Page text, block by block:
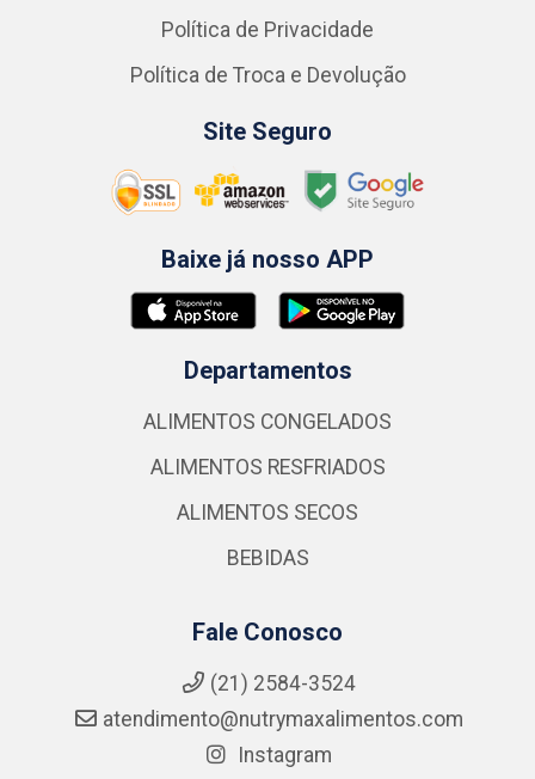
Política de Privacidade
Política de Troca e Devolução
Site Seguro
Baixe já nosso APP
Departamentos
ALIMENTOS CONGELADOS
ALIMENTOS RESFRIADOS
ALIMENTOS SECOS
BEBIDAS
Fale Conosco
(21) 2584-3524
atendimento@nutrymaxalimentos.com
Instagram